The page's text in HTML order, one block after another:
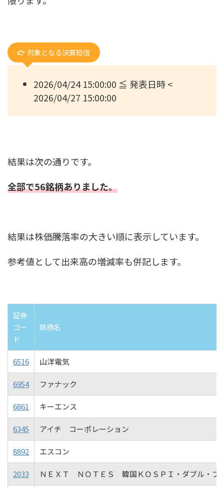
対象となる決算短信
2026/04/24 15:00:00 ≦ 発表日時 <
2026/04/27 15:00:00
結果は次の通りです。
全部で56銘柄ありました。
結果は株価騰落率の大きい順に表示しています。
参考値として出来高の増減率も併記します。
証券
コー
ド
銘柄名
6516 山洋電気
6954 ファナック
6861 キーエンス
6345 アイチ コーポレーション
8892 エスコン
2033 ＮＥＸＴ ＮＯＴＥＳ 韓国ＫＯＳＰＩ・ダブル・